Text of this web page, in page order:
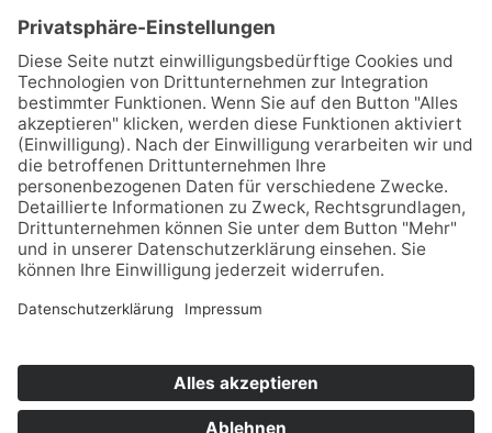
Links
Unsere Leistungen
Termine
Aus- und Weiterbildung
Über uns
FAQ
Kontakt
Daten
IMPRESSUM
DATENSCHUTZERKLÄRUNG